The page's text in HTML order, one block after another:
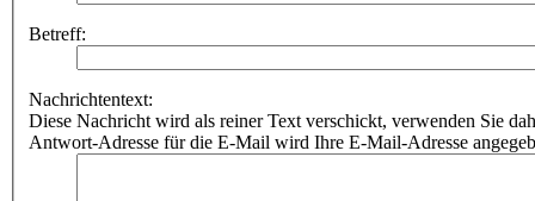
Betreff:
Nachrichtentext:
Diese Nachricht wird als reiner Text verschickt, verwenden Sie
Antwort-Adresse für die E-Mail wird Ihre E-Mail-Adresse